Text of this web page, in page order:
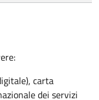
carta
dei servizi